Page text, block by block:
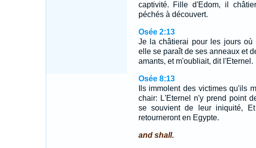
captivité. Fille d'Edom, il
péchés à découvert.
Osée 2:13
Je la châtierai pour les jours
elle se paraît de ses anneaux et
amants, et m'oubliait, dit l'Eternel.
Osée 8:13
Ils immolent des victimes qu'ils
chair: L'Eternel n'y prend point
se souvient de leur iniquité,
retourneront en Egypte.
and shall.